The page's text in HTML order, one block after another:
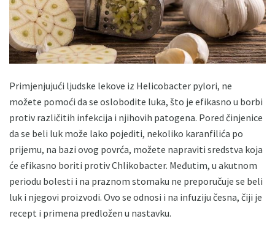
Primjenjujući ljudske lekove iz Helicobacter pylori, ne
možete pomoći da se oslobodite luka, što je efikasno u borbi
protiv različitih infekcija i njihovih patogena. Pored činjenice
da se beli luk može lako pojediti, nekoliko karanfilića po
prijemu, na bazi ovog povrća, možete napraviti sredstva koja
će efikasno boriti protiv Chlikobacter. Međutim, u akutnom
periodu bolesti i na praznom stomaku ne preporučuje se beli
luk i njegovi proizvodi. Ovo se odnosi i na infuziju česna, čiji je
recept i primena predložen u nastavku.